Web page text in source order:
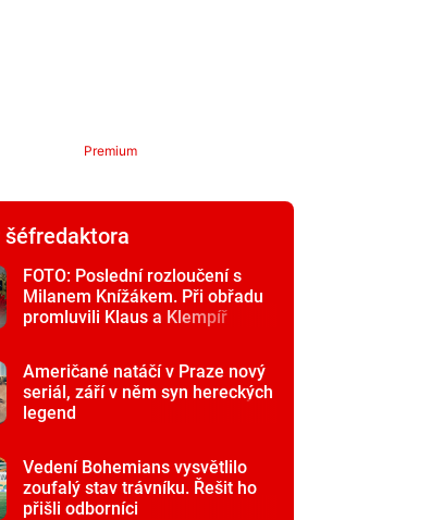
Premium
šéfredaktora
FOTO: Poslední rozloučení s
Milanem Knížákem. Při obřadu
promluvili Klaus a Klempíř
Američané natáčí v Praze nový
seriál, září v něm syn hereckých
legend
Vedení Bohemians vysvětlilo
zoufalý stav trávníku. Řešit ho
přišli odborníci